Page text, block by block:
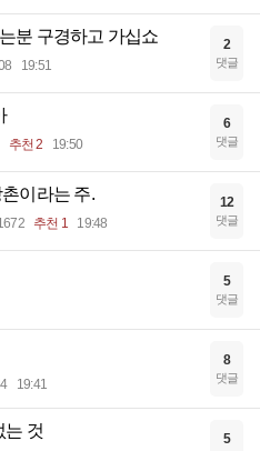
분 구경하고 가십쇼
19:51
2
댓글
추천 2 19:50
6
댓글
이라는 주.
추천 1 19:48
12
댓글
5
댓글
19:41
8
댓글
는 것 5